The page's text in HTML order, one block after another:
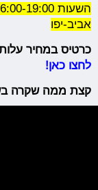
אביב-יפו
כרטיס במחיר
לחצו כאן!
קצת ממה שקרה